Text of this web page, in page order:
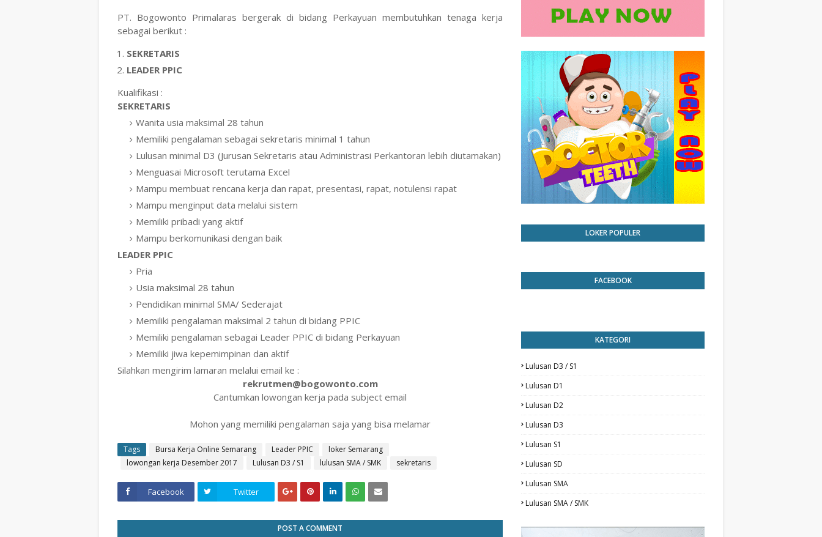
PT. Bogowonto Primalaras bergerak di bidang Perkayuan membutuhkan tenaga kerja
sebagai berikut :
SEKRETARIS
LEADER PPIC
Kualifikasi :
SEKRETARIS
Wanita usia maksimal 28 tahun
Memiliki pengalaman sebagai sekretaris minimal 1 tahun
Lulusan minimal D3 (Jurusan Sekretaris atau Administrasi Perkantoran lebih diutamakan)
Menguasai Microsoft terutama Excel
Mampu membuat rencana kerja dan rapat, presentasi, rapat, notulensi rapat
Mampu menginput data melalui sistem
Memiliki pribadi yang aktif
Mampu berkomunikasi dengan baik
LEADER PPIC
Pria
Usia maksimal 28 tahun
Pendidikan minimal SMA/ Sederajat
Memiliki pengalaman maksimal 2 tahun di bidang PPIC
Memiliki pengalaman sebagai Leader PPIC di bidang Perkayuan
Memiliki jiwa kepemimpinan dan aktif
Silahkan mengirim lamaran melalui email ke :
rekrutmen@bogowonto.com
Cantumkan lowongan kerja pada subject email
Mohon yang memiliki pengalaman saja yang bisa melamar
Tags Bursa Kerja Online Semarang Leader PPIC
loker Semarang
lowongan kerja Desember 2017
Lulusan D3 / S1 lulusan SMA / SMK sekretaris
Facebook Twitter
POST A COMMENT
LOKER POPULER
FACEBOOK
KATEGORI
Lulusan D3 / S1
Lulusan D1
Lulusan D2
Lulusan D3
Lulusan S1
Lulusan SD
Lulusan SMA
Lulusan SMA / SMK